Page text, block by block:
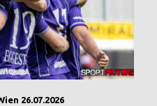
26.07.2026